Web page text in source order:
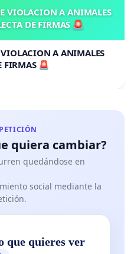
VIOLACION A ANIMALES
DE FIRMAS 🚨
A ANIMALES
FIRMAS 🚨
quiera cambiar?
quedándose en
social mediante la
que quieres ver